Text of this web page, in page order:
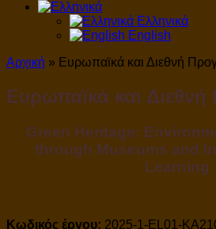
Ελληνικά
English
Αρχική » Ευρωπαϊκά και Διεθνή
Ευρωπαϊκά και
Green Heritage:
through Museums and
Learning
Κωδικός έργου: 2025-1-EL01-